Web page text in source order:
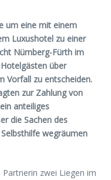
um eine mit einem
Luxushotel zu einer
Nürnberg-Fürth im
über
Vorfall zu entscheiden.
zur Zahlung von
anteiliges
die Sachen des
wegräumen
zwei Liegen im